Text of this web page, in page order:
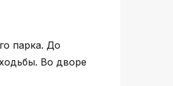
парка. До
Во дворе